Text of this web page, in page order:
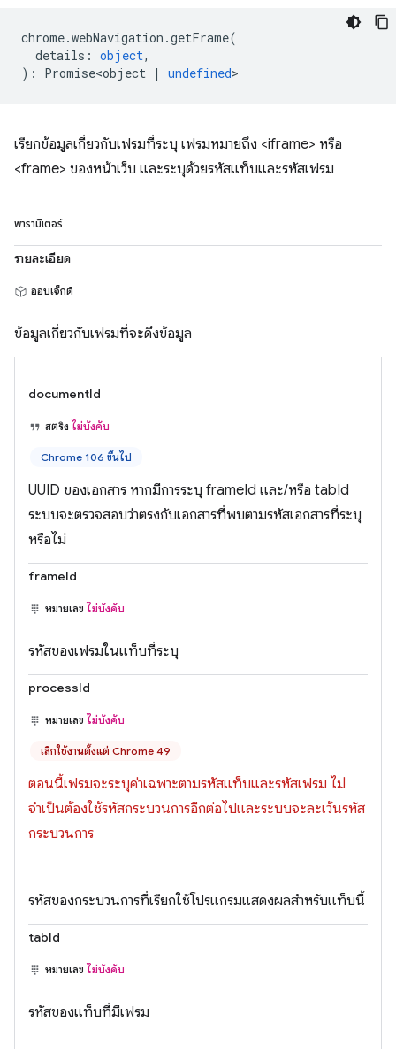
chrome.webNavigation .getFrame(
details : object,
) : Promise<object | undefined>
เรียกข้อมูลเกี่ยวกับเฟรมที่ระบุ เฟรมหมายถึง <iframe> หรือ
<frame> ของหน้าเว็บ และระบุด้วยรหัสแท็บและรหัสเฟรม
พารามิเตอร์
รายละเอียด
ออบเจ็กต์
ข้อมูลเกี่ยวกับเฟรมที่จะดึงข้อมูล
documentId
สตริง ไม่บังคับ
Chrome 106 ขึ้นไป
UUID ของเอกสาร หากมีการระบุ frameId และ/หรือ tabId
ระบบจะตรวจสอบว่าตรงกับเอกสารที่พบตามรหัสเอกสารที่ระบุ
หรือไม่
frameId
หมายเลข ไม่บังคับ
รหัสของเฟรมในแท็บที่ระบุ
processId
หมายเลข ไม่บังคับ
เลิกใช้งานตั้งแต่ Chrome 49
ตอนนี้เฟรมจะระบุค่าเฉพาะตามรหัสแท็บและรหัสเฟรม ไม่
จำเป็นต้องใช้รหัสกระบวนการอีกต่อไปและระบบจะละเว้นรหัส
กระบวนการ
รหัสของกระบวนการที่เรียกใช้โปรแกรมแสดงผลสำหรับแท็บนี้
tabId
หมายเลข ไม่บังคับ
รหัสของแท็บที่มีเฟรม